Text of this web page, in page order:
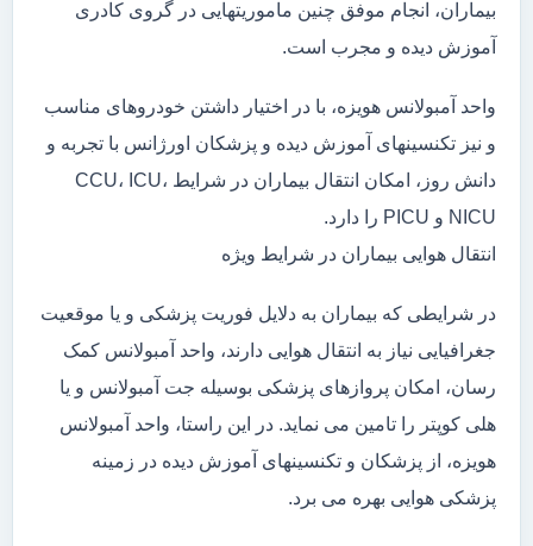
بیماران، انجام موفق چنین ماموریتهایی در گروی کادری
آموزش دیده و مجرب است.
واحد آمبولانس هویزه، با در اختیار داشتن خودروهای مناسب
و نیز تکنسینهای آموزش دیده و پزشکان اورژانس با تجربه و
دانش روز، امکان انتقال بیماران در شرایط CCU، ICU،
NICU و PICU را دارد.
انتقال هوایی بیماران در شرایط ویژه
در شرایطی که بیماران به دلایل فوریت پزشکی و یا موقعیت
جغرافیایی نیاز به انتقال هوایی دارند، واحد آمبولانس کمک
رسان، امکان پروازهای پزشکی بوسیله جت آمبولانس و یا
هلی کوپتر را تامین می نماید. در این راستا، واحد آمبولانس
هویزه، از پزشکان و تکنسینهای آموزش دیده در زمینه
پزشکی هوایی بهره می برد.